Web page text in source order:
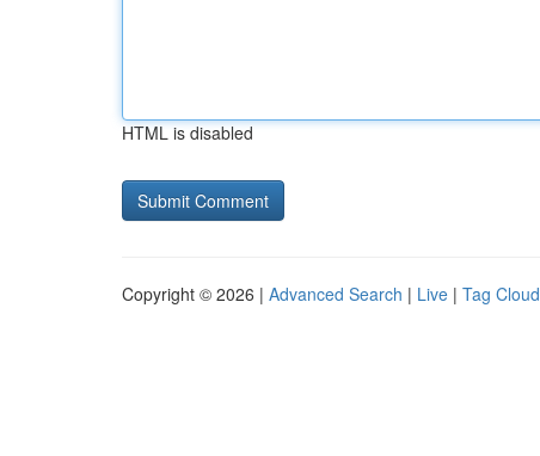
HTML is disabled
Copyright © 2026 | Advanced Search | Live | Tag Cloud